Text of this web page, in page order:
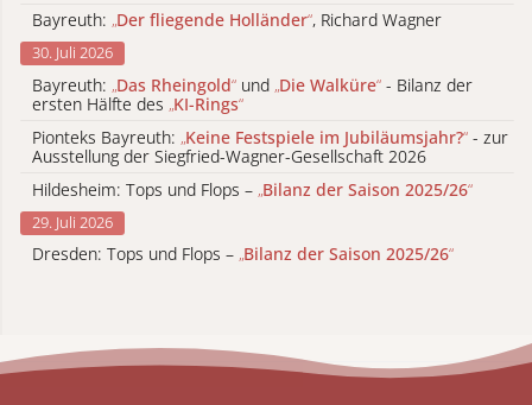
Bayreuth: „Der fliegende Holländer“, Richard Wagner
30. Juli 2026
Bayreuth: „Das Rheingold“ und „Die Walküre“ - Bilanz der
ersten Hälfte des „KI-Rings“
Pionteks Bayreuth: „Keine Festspiele im Jubiläumsjahr?“ - zur
Ausstellung der Siegfried-Wagner-Gesellschaft 2026
Hildesheim: Tops und Flops – „Bilanz der Saison 2025/26“
29. Juli 2026
Dresden: Tops und Flops – „Bilanz der Saison 2025/26“